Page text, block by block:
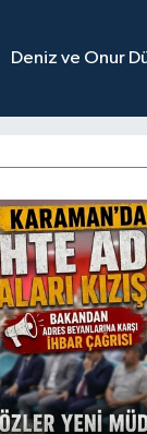
Deniz ve Onur